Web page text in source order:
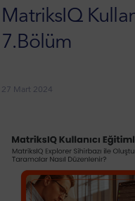
MatriksIQ
7.Bölüm
27 Mart 2024